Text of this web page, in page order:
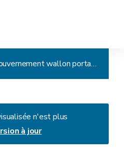
Arrêté du Gouvernement wallon portant exécution du décret du 6 mai 1999 relatif à l'établissement, au recouvrement et au contentieux en matière de taxes régionales (wallonnes - D. du 17/01/2008)
n'est plus
à jour